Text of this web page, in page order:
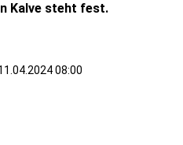
Kalve steht fest.
08:00